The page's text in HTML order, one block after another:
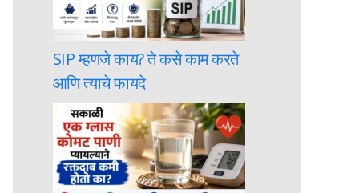
SIP म्हणजे काय? ते कसे काम करते
आणि त्याचे फायदे